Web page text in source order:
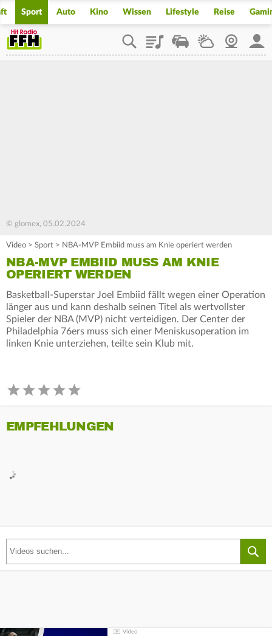
Sport Auto Kino Wissen Lifestyle Reise
PlaylistStaupilotWetterWebcam
© glomex, 05.02.2024
Video > Sport > NBA-MVP Embiid muss am Knie operiert werden
NBA-MVP EMBIID MUSS AM KNIE
OPERIERT WERDEN
Basketball-Superstar Joel Embiid fällt wegen einer Operation
länger aus und kann deshalb seinen Titel als wertvollster
Spieler der NBA (MVP) nicht verteidigen. Der Center der
Philadelphia 76ers muss sich einer Meniskusoperation im
linken Knie unterziehen, teilte sein Klub mit.
EMPFEHLUNGEN